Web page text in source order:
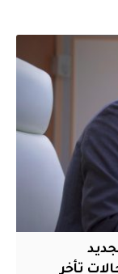
(7) أيام لتجديد
تأخر